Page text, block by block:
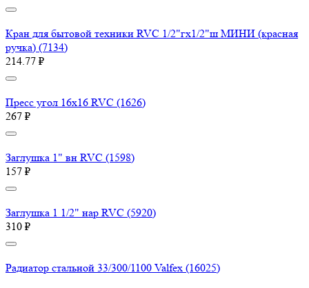
Кран для бытовой техники RVC 1/2"гх1/2"ш МИНИ (красная
ручка) (7134)
214.77 ₽
Пресс угол 16х16 RVC (1626)
267 ₽
Заглушка 1" вн RVC (1598)
157 ₽
Заглушка 1 1/2" нар RVC (5920)
310 ₽
Радиатор стальной 33/300/1100 Valfex (16025)